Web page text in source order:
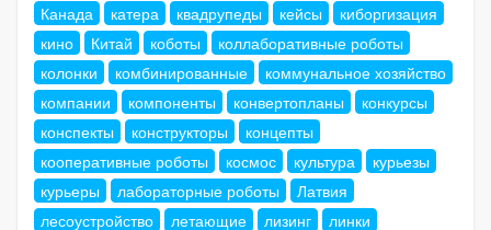
Канада
катера квадрупеды кейсы
киборгизация
кино
Китай коботы
коллаборативные роботы
колонки
комбинированные
коммунальное хозяйство
компании
компоненты конвертопланы
конкурсы
конспекты
конструкторы
концепты
кооперативные роботы
космос культура
курьезы
курьеры
лабораторные роботы
Латвия
лесоустройство
летающие лизинг
линки